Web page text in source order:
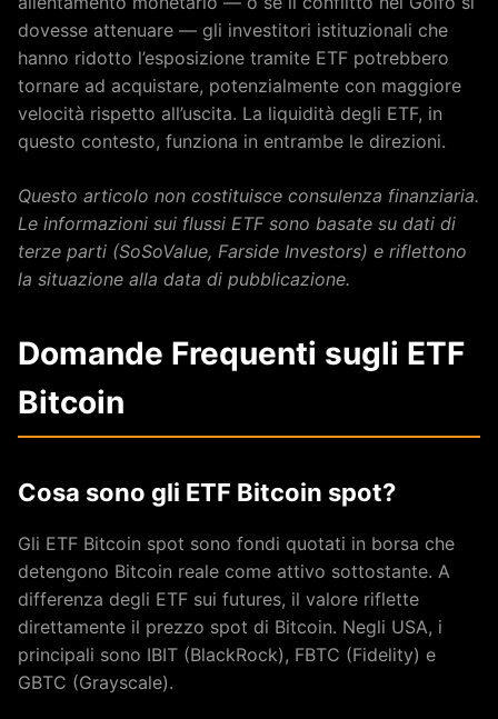
dovesse attenuare — gli investitori istituzionali che
hanno ridotto l’esposizione tramite ETF potrebbero
tornare ad acquistare, potenzialmente con maggiore
velocità rispetto all’uscita. La liquidità degli ETF, in
questo contesto, funziona in entrambe le direzioni.
Questo articolo non costituisce consulenza finanziaria.
Le informazioni sui flussi ETF sono basate su dati di
terze parti (SoSoValue, Farside Investors) e riflettono
la situazione alla data di pubblicazione.
Domande Frequenti sugli ETF
Bitcoin
Cosa sono gli ETF Bitcoin spot?
Gli ETF Bitcoin spot sono fondi quotati in borsa che
detengono Bitcoin reale come attivo sottostante. A
differenza degli ETF sui futures, il valore riflette
direttamente il prezzo spot di Bitcoin. Negli USA, i
principali sono IBIT (BlackRock), FBTC (Fidelity) e
GBTC (Grayscale).